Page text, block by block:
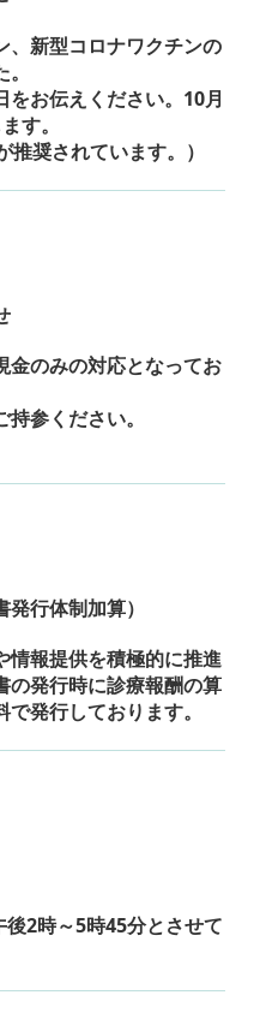
、新型コロナワクチンの
をお伝えください。10月
す。
推奨されています。）
金のみの対応となってお
参ください。
行体制加算）
情報提供を積極的に推進
の発行時に診療報酬の算
発行しております。
2時～5時45分とさせて